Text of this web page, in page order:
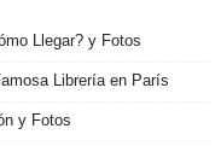
Llegar? y Fotos
Librería en París
y Fotos